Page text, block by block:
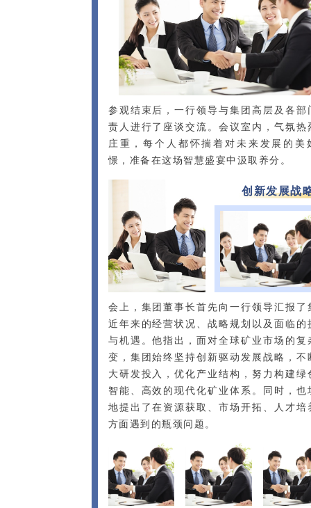
参观结束后，一行领导与集团高层及各部
责人进行了座谈交流。会议室内，气氛热
庄重，每个人都怀揣着对未来发展的美
憬，准备在这场智慧盛宴中汲取养分。
创新发展战
会上，集团董事长首先向一行领导汇报了
近年来的经营状况、战略规划以及面临的
与机遇。他指出，面对全球矿业市场的复
变，集团始终坚持创新驱动发展战略，不
大研发投入，优化产业结构，努力构建绿
智能、高效的现代化矿业体系。同时，也
地提出了在资源获取、市场开拓、人才培
方面遇到的瓶颈问题。